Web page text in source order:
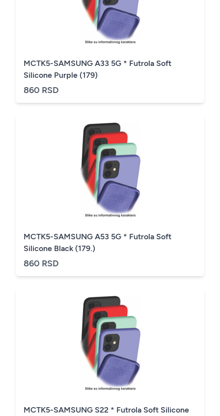
MCTK5-SAMSUNG A33 5G * Futrola Soft
Silicone Purple (179)
860 RSD
MCTK5-SAMSUNG A53 5G * Futrola Soft
Silicone Black (179.)
860 RSD
MCTK5-SAMSUNG S22 * Futrola Soft Silicone